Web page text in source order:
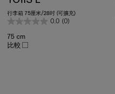
行李箱 75厘米/28吋 (可擴充)
0.0 (0)
75 cm
比較